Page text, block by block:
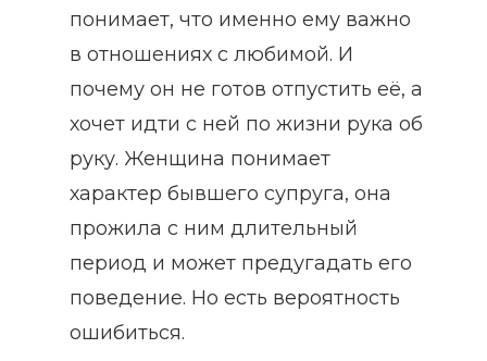
понимает, что именно ему важно
в отношениях с любимой. И
почему он не готов отпустить её, а
хочет идти с ней по жизни рука об
руку. Женщина понимает
характер бывшего супруга, она
прожила с ним длительный
период и может предугадать его
поведение. Но есть вероятность
ошибиться.